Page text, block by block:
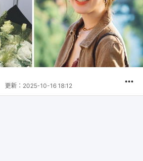
更新： 2025-10-16 18:12